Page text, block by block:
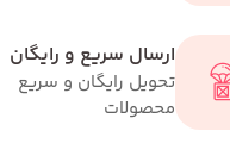
ارسال سریع و رایگان
تحویل رایگان و سریع
محصولات